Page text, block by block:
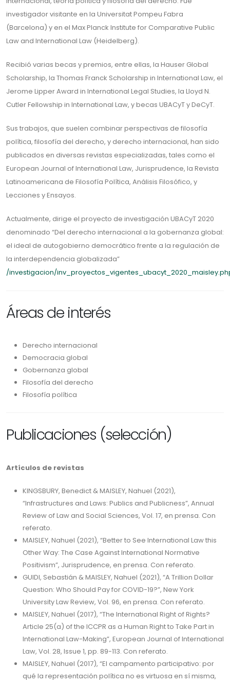
investigador visitante en la Universitat Pompeu Fabra
(Barcelona) y en el Max Planck Institute for Comparative Public
Law and International Law (Heidelberg).
Recibió varias becas y premios, entre ellas, la Hauser Global
Scholarship, la Thomas Franck Scholarship in International Law, el
Jerome Lipper Award in International Legal Studies, la Lloyd N.
Cutler Fellowship in International Law, y becas UBACyT y DeCyT.
Sus trabajos, que suelen combinar perspectivas de filosofía
política, filosofía del derecho, y derecho internacional, han sido
publicados en diversas revistas especializadas, tales como el
European Journal of International Law, Jurisprudence, la Revista
Latinoamericana de Filosofía Política, Análisis Filosófico, y
Lecciones y Ensayos.
Actualmente, dirige el proyecto de investigación UBACyT 2020
denominado “Del derecho internacional a la gobernanza global:
el ideal de autogobierno democrático frente a la regulación de
la interdependencia globalizada”
/investigacion/
Áreas de interés
Derecho internacional
Democracia global
Gobernanza global
Filosofía del derecho
Filosofía política
Publicaciones (selección)
Artículos de revistas
KINGSBURY, Benedict & MAISLEY, Nahuel (2021),
“Infrastructures and Laws: Publics and Publicness”, Annual
Review of Law and Social Sciences, Vol. 17, en prensa. Con
referato.
MAISLEY, Nahuel (2021), “Better to See International Law this
Other Way: The Case Against International Normative
Positivism”, Jurisprudence, en prensa. Con referato.
GUIDI, Sebastián & MAISLEY, Nahuel (2021), “A Trillion Dollar
Question: Who Should Pay for COVID-19?”, New York
University Law Review, Vol. 96, en prensa. Con referato.
MAISLEY, Nahuel (2017), “The International Right of Rights?
Article 25(a) of the ICCPR as a Human Right to Take Part in
International Law-Making”, European Journal of International
Law, Vol. 28, Issue 1, pp. 89-113. Con referato.
MAISLEY, Nahuel (2017), “El campamento participativo: por
qué la representación política no es virtuosa en sí misma,